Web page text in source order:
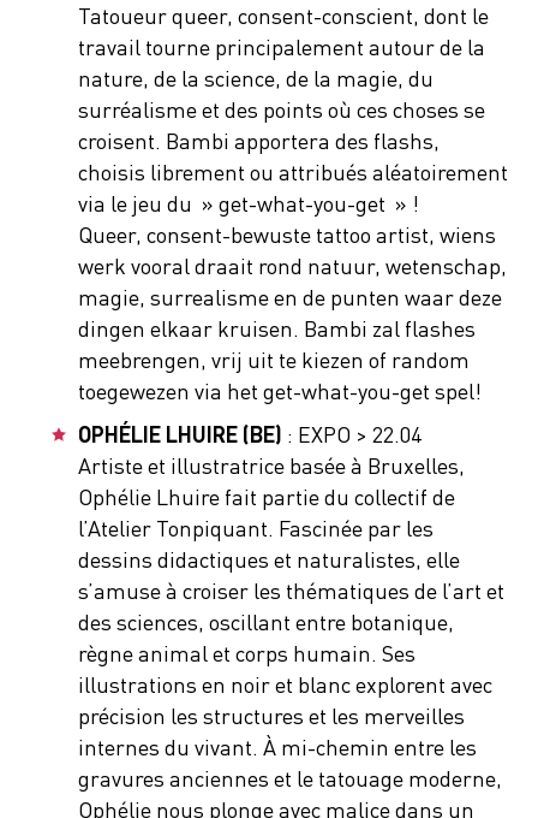
Tatoueur queer, consent-conscient, dont le
travail tourne principalement autour de la
nature, de la science, de la magie, du
surréalisme et des points où ces choses se
croisent. Bambi apportera des flashs,
choisis librement ou attribués aléatoirement
via le jeu du » get-what-you-get » !
Queer, consent-bewuste tattoo artist, wiens
werk vooral draait rond natuur, wetenschap,
magie, surrealisme en de punten waar deze
dingen elkaar kruisen. Bambi zal flashes
meebrengen, vrij uit te kiezen of random
toegewezen via het get-what-you-get spel!
OPHÉLIE LHUIRE (BE) : EXPO > 22.04
Artiste et illustratrice basée à Bruxelles,
Ophélie Lhuire fait partie du collectif de
l’Atelier Tonpiquant. Fascinée par les
dessins didactiques et naturalistes, elle
s’amuse à croiser les thématiques de l’art et
des sciences, oscillant entre botanique,
règne animal et corps humain. Ses
illustrations en noir et blanc explorent avec
précision les structures et les merveilles
internes du vivant. À mi-chemin entre les
gravures anciennes et le tatouage moderne,
Ophélie nous plonge avec malice dans un